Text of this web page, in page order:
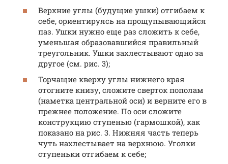
Верхние углы (будущие ушки) отгибаем к
себе, ориентируясь на прощупывающийся
паз. Ушки нужно еще раз сложить к себе,
уменьшая образовавшийся правильный
треугольник. Ушки захлестывают одно за
другое (см. рис. 3);
Торчащие кверху углы нижнего края
отогните книзу, сложите сверток пополам
(наметка центральной оси) и верните его в
прежнее положение. По оси сложите
конструкцию ступенью (гармошкой), как
показано на рис. 3. Нижняя часть теперь
чуть нахлестывает на верхнюю. Уголки
ступеньки отгибаем к себе;